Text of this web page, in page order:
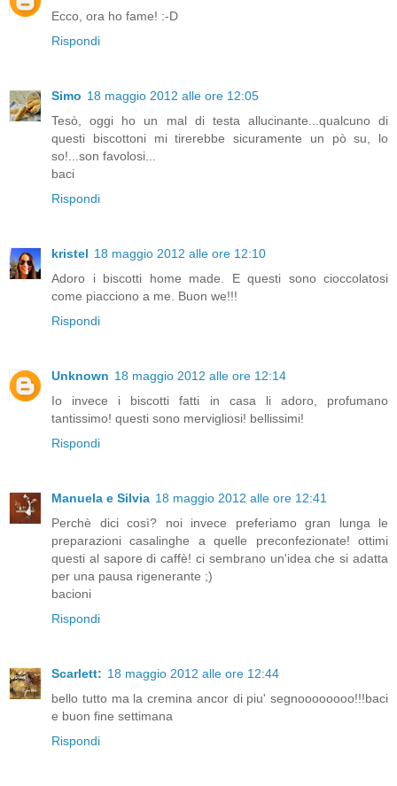
Ecco, ora ho fame! :-D
Rispondi
Simo 18 maggio 2012 alle ore 12:05
Tesò, oggi ho un mal di testa allucinante...qualcuno di
questi biscottoni mi tirerebbe sicuramente un pò su, lo
so!...son favolosi...
baci
Rispondi
kristel 18 maggio 2012 alle ore 12:10
Adoro i biscotti home made. E questi sono cioccolatosi
come piacciono a me. Buon we!!!
Rispondi
Unknown 18 maggio 2012 alle ore 12:14
Io invece i biscotti fatti in casa li adoro, profumano
tantissimo! questi sono mervigliosi! bellissimi!
Rispondi
Manuela e Silvia 18 maggio 2012 alle ore 12:41
Perchè dici così? noi invece preferiamo gran lunga le
preparazioni casalinghe a quelle preconfezionate! ottimi
questi al sapore di caffè! ci sembrano un'idea che si adatta
per una pausa rigenerante ;)
bacioni
Rispondi
Scarlett: 18 maggio 2012 alle ore 12:44
bello tutto ma la cremina ancor di piu' segnoooooooo!!!baci
e buon fine settimana
Rispondi